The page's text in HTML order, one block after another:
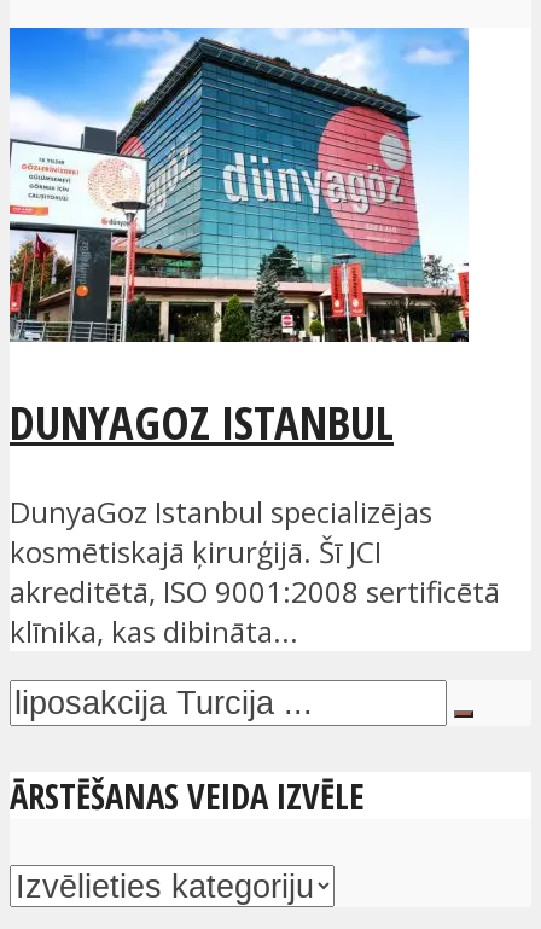
DUNYAGOZ ISTANBUL
DunyaGoz Istanbul specializējas
kosmētiskajā ķirurģijā. Šī JCI
akreditētā, ISO 9001:2008 sertificētā
klīnika, kas dibināta...
ĀRSTĒŠANAS VEIDA IZVĒLE